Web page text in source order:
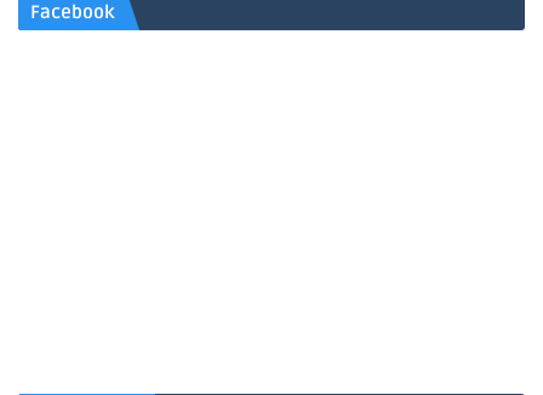
Facebook